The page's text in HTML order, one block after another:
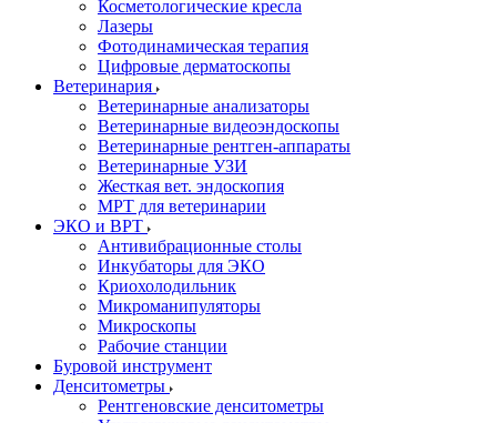
Косметологические кресла
Лазеры
Фотодинамическая терапия
Цифровые дерматоскопы
Ветеринария
Ветеринарные анализаторы
Ветеринарные видеоэндоскопы
Ветеринарные рентген-аппараты
Ветеринарные УЗИ
Жесткая вет. эндоскопия
МРТ для ветеринарии
ЭКО и ВРТ
Антивибрационные столы
Инкубаторы для ЭКО
Криохолодильник
Микроманипуляторы
Микроскопы
Рабочие станции
Буровой инструмент
Денситометры
Рентгеновские денситометры